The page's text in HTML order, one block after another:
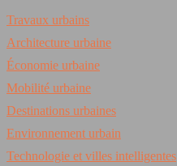
Travaux urbains
Architecture urbaine
Économie urbaine
Mobilité urbaine
Destinations urbaines
Environnement urbain
Technologie et villes intelligentes